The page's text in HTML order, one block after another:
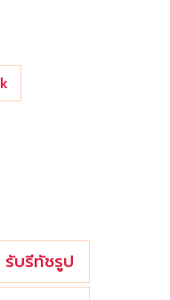
รับรีทัชรูป